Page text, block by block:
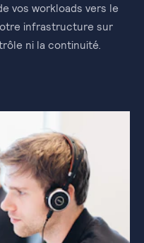
vos workloads vers le
infrastructure sur
ni la continuité.